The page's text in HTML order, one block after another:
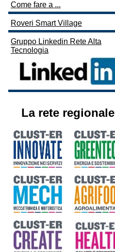
Come fare a ...
Roveri Smart Village
Gruppo Linkedin Rete Alta
Tecnologia
La rete regionale